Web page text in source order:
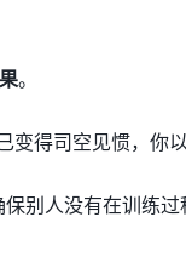
。
得司空见惯，你
别人没有在训练